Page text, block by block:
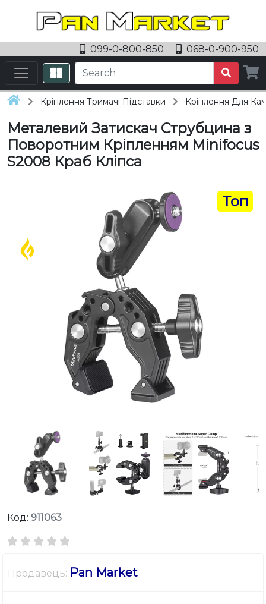
099-0-800-850 068-0-900-950
Кріплення Тримачі Підставки Кріплення Для
Металевий Затискач Струбцина з
Поворотним Кріпленням Minifocus
S2008 Краб Кліпса
Топ
Код: 911063
Продавець: Pan Market